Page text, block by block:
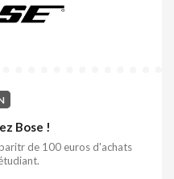
Bose !
de 100 euros d'achats